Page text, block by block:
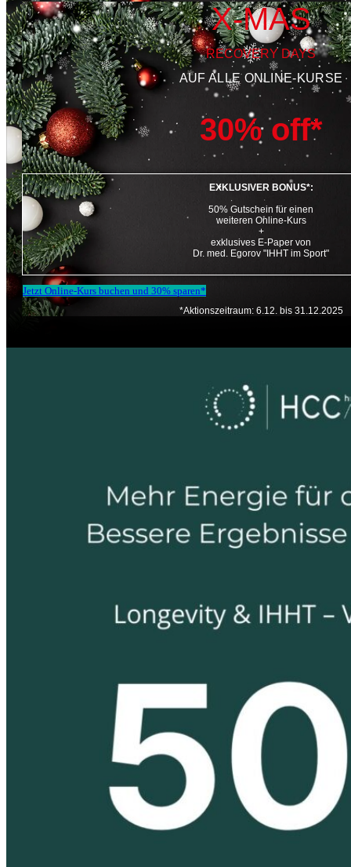
X-MAS
RECOVERY DAYS
AUF ALLE ONLINE-KURSE
30% off*
EXKLUSIVER BONUS*:
50% Gutschein für einen
weiteren Online-Kurs
+
exklusives E-Paper von
Dr. med. Egorov "IHHT im Sport"
Jetzt Online-Kurs buchen und 30% sparen*
*Aktionszeitraum: 6.12. bis 31.12.2025